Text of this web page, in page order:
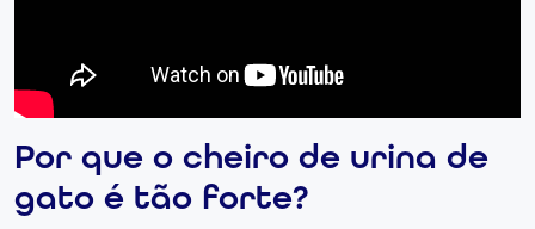
Por que o cheiro de urina de
gato é tão forte?